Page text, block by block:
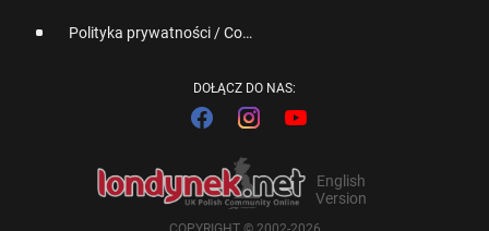
Polityka prywatności / Cookies
DOŁĄCZ DO NAS:
English
Version